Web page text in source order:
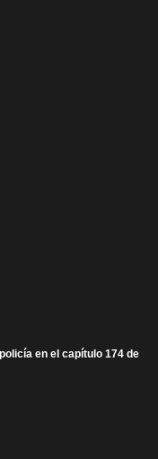
en el capítulo 174 de